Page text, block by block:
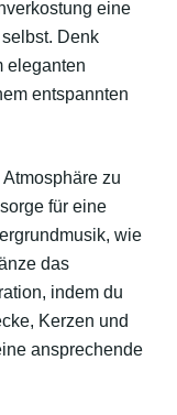
eine
Denk
eleganten
entspannten
zu
für eine
wie
das
indem du
Kerzen und
ansprechende